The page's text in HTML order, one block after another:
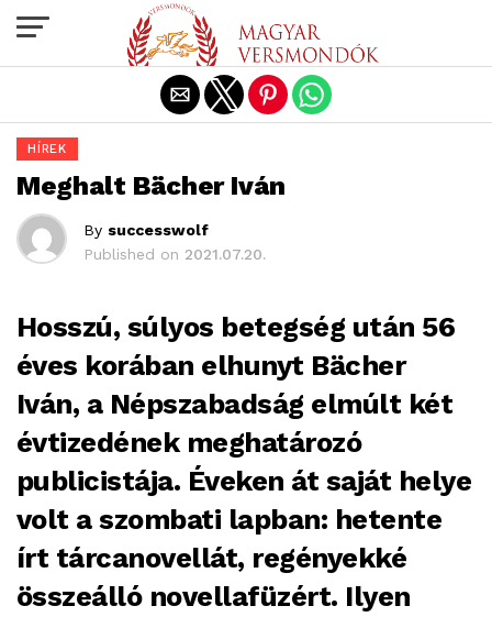
HÍREK
Meghalt Bächer Iván
By successwolf
Published on 2021.07.20.
Hosszú, súlyos betegség után 56
éves korában elhunyt Bächer
Iván, a Népszabadság elmúlt két
évtizedének meghatározó
publicistája. Éveken át saját helye
volt a szombati lapban: hetente
írt tárcanovellát, regényekké
összeálló novellafüzért. Ilyen
Exit mobile version